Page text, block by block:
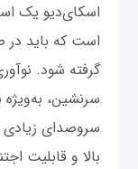
اسکای‌دیو یک
است که باید
سرنشین، به‌ویژه
سروصدای زیادی
بالا و قابلیت